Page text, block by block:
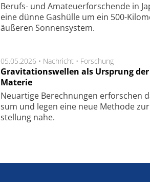
Berufs- und Ama­teuer­for­schen­de in
eine dün­ne Gas­hül­le um ein 500-
äu­ße­ren Son­nen­sys­tem.
05.05.2026 • Nachricht • Forschung
Gravitationswellen als Ursprung
Materie
Neu­artige Be­rech­nung­en er­for­schen
sum und legen eine neue Me­tho­de
stel­lung nahe.